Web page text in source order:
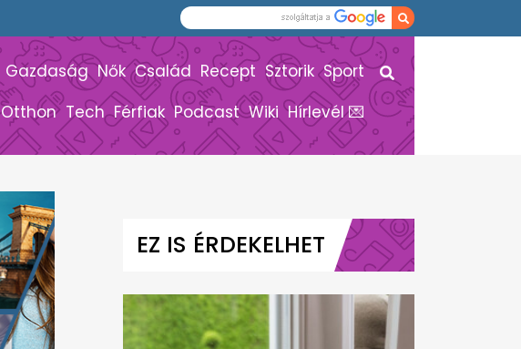
Gazdaság Nők Család Recept Sztorik Sport
Otthon Tech Férfiak Podcast Wiki Hírlevél 💌
EZ IS ÉRDEKELHET